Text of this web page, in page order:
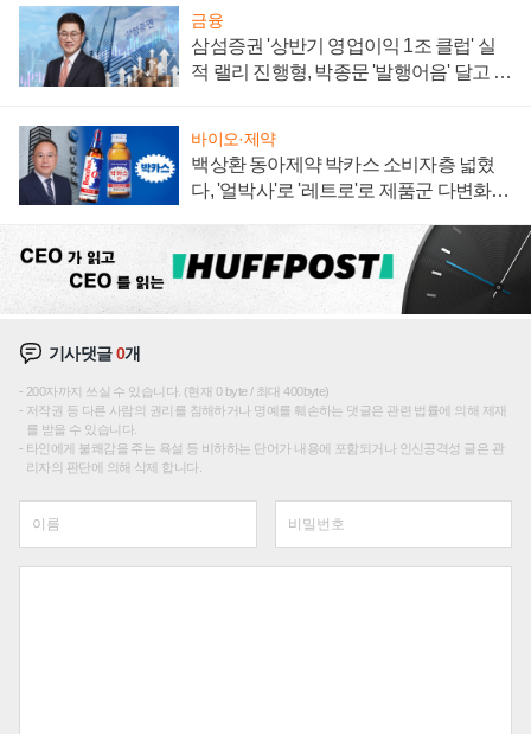
금융
삼섬증권 '상반기 영업이익 1조 클럽' 실
적 랠리 진행형, 박종문 '발행어음' 달고 연
바이오·제약
백상환 동아제약 박카스 소비자층 넓혔
다, '얼박사'로 '레트로'로 제품군 다변화
기사댓글0개
200자까지 쓰실 수 있습니다. (현재 0 byte / 최대 400byte)
저작권 등 다른 사람의 권리를 침해하거나 명예를 훼손하는 댓글은 관련 법률에 의해 제재
를 받을 수 있습니다.
타인에게 불쾌감을 주는 욕설 등 비하하는 단어가 내용에 포함되거나 인신공격성 글은 관
리자의 판단에 의해 삭제 합니다.